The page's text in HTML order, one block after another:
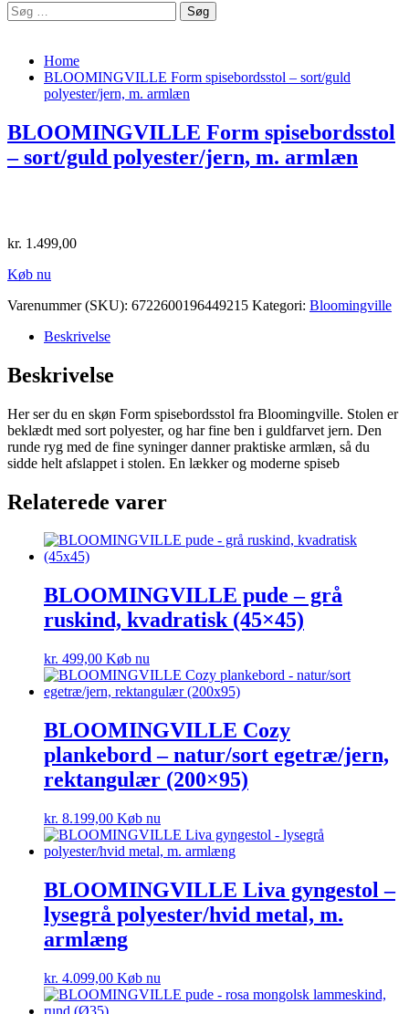
Søg
efter:
Home
BLOOMINGVILLE Form spisebordsstol – sort/guld
polyester/jern, m. armlæn
BLOOMINGVILLE Form spisebordsstol
– sort/guld polyester/jern, m. armlæn
kr. 1.499,00
Køb nu
Varenummer (SKU): 6722600196449215 Kategori: Bloomingville
Beskrivelse
Beskrivelse
Her ser du en skøn Form spisebordsstol fra Bloomingville. Stolen er
beklædt med sort polyester, og har fine ben i guldfarvet jern. Den
runde ryg med de fine syninger danner praktiske armlæn, så du
sidde helt afslappet i stolen. En lækker og moderne spiseb
Relaterede varer
BLOOMINGVILLE pude – grå
ruskind, kvadratisk (45×45)
kr. 499,00 Køb nu
BLOOMINGVILLE Cozy
plankebord – natur/sort egetræ/jern,
rektangulær (200×95)
kr. 8.199,00 Køb nu
BLOOMINGVILLE Liva gyngestol –
lysegrå polyester/hvid metal, m.
armlæng
kr. 4.099,00 Køb nu